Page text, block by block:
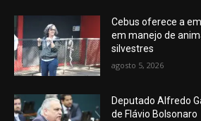
Cebus oferece a
em manejo de
silvestres
agosto 5, 2026
Deputado Alfredo
de Flávio Bolsonaro